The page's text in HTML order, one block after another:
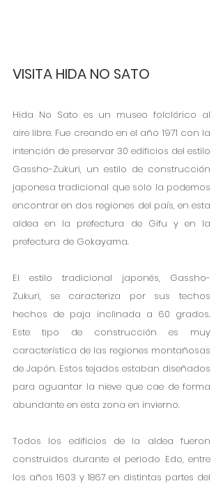
VISITA HIDA NO SATO
Hida No Sato es un museo folclórico al
aire libre. Fue creando en el año 1971 con la
intención de preservar 30 edificios del estilo
Gassho-Zukuri, un estilo de construcción
japonesa tradicional que solo la podemos
encontrar en dos regiones del país, en esta
aldea en la prefectura de Gifu y en la
prefectura de Gokayama.
El estilo tradicional japonés, Gassho-
Zukuri, se caracteriza por sus techos
hechos de paja inclinada a 60 grados.
Este tipo de construcción es muy
característica de las regiones montañosas
de Japón. Estos tejados estaban diseñados
para aguantar la nieve que cae de forma
abundante en esta zona en invierno.
Todos los edificios de la aldea fueron
construidos durante el periodo Edo, entre
los años 1603 y 1867 en distintas partes del